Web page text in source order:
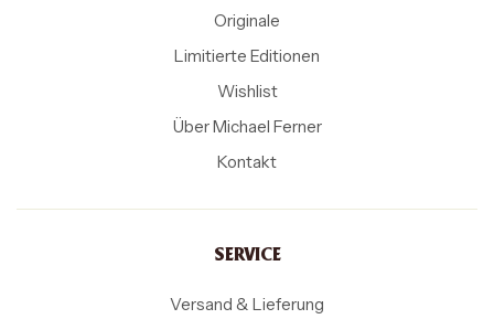
Originale
Limitierte Editionen
Wishlist
Über Michael Ferner
Kontakt
SERVICE
Versand & Lieferung